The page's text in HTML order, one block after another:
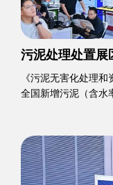
污泥处理处置展
《污泥无害化处理
全国新增污泥（含